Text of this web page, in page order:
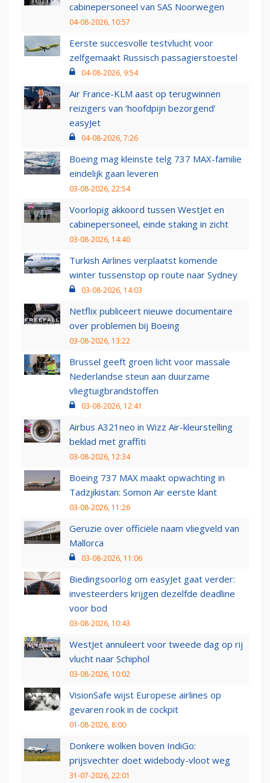
cabinepersoneel van SAS Noorwegen
04-08-2026, 10:57
Eerste succesvolle testvlucht voor
zelfgemaakt Russisch passagierstoestel
04-08-2026, 9:54
Air France-KLM aast op terugwinnen
reizigers van ‘hoofdpijn bezorgend’
easyJet
04-08-2026, 7:26
Boeing mag kleinste telg 737 MAX-familie
eindelijk gaan leveren
03-08-2026, 22:54
Voorlopig akkoord tussen WestJet en
cabinepersoneel, einde staking in zicht
03-08-2026, 14:40
Turkish Airlines verplaatst komende
winter tussenstop op route naar Sydney
03-08-2026, 14:03
Netflix publiceert nieuwe documentaire
over problemen bij Boeing
03-08-2026, 13:22
Brussel geeft groen licht voor massale
Nederlandse steun aan duurzame
vliegtuigbrandstoffen
03-08-2026, 12:41
Airbus A321neo in Wizz Air-kleurstelling
beklad met graffiti
03-08-2026, 12:34
Boeing 737 MAX maakt opwachting in
Tadzjikistan: Somon Air eerste klant
03-08-2026, 11:26
Geruzie over officiële naam vliegveld van
Mallorca
03-08-2026, 11:06
Biedingsoorlog om easyJet gaat verder:
investeerders krijgen dezelfde deadline
voor bod
03-08-2026, 10:43
WestJet annuleert voor tweede dag op rij
vlucht naar Schiphol
03-08-2026, 10:02
VisionSafe wijst Europese airlines op
gevaren rook in de cockpit
01-08-2026, 8:00
Donkere wolken boven IndiGo:
prijsvechter doet widebody-vloot weg
31-07-2026, 22:01